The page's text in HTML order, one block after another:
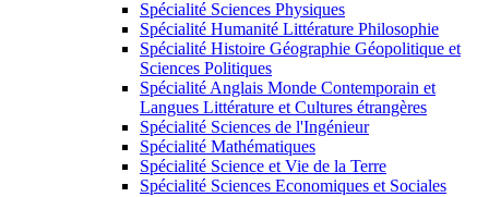
Spécialité Sciences Physiques
Spécialité Humanité Littérature Philosophie
Spécialité Histoire Géographie Géopolitique et
Sciences Politiques
Spécialité Anglais Monde Contemporain et
Langues Littérature et Cultures étrangères
Spécialité Sciences de l'Ingénieur
Spécialité Mathématiques
Spécialité Science et Vie de la Terre
Spécialité Sciences Economiques et Sociales